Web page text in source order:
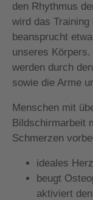
den Rhythmus
wird das
beansprucht
unseres
werden durch
sowie die Arme
Menschen mit
Bildschirmarbeit
Schmerzen
ideales
beugt
aktiviert